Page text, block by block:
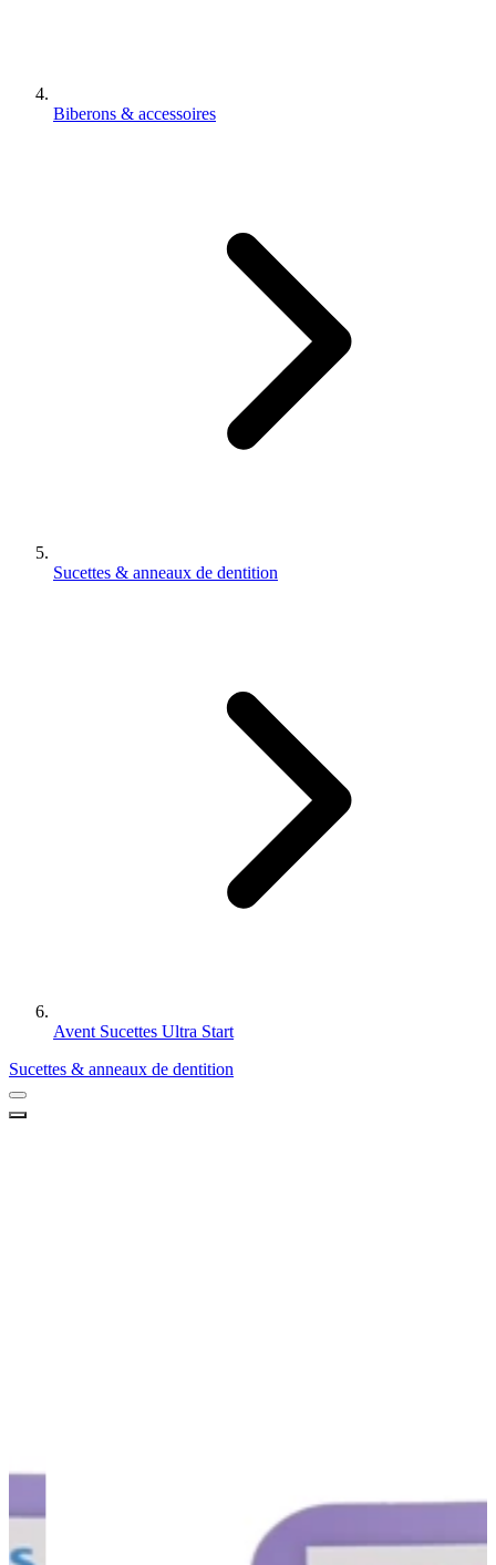
Biberons & accessoires
Sucettes & anneaux de dentition
Avent Sucettes Ultra Start
Sucettes & anneaux de dentition